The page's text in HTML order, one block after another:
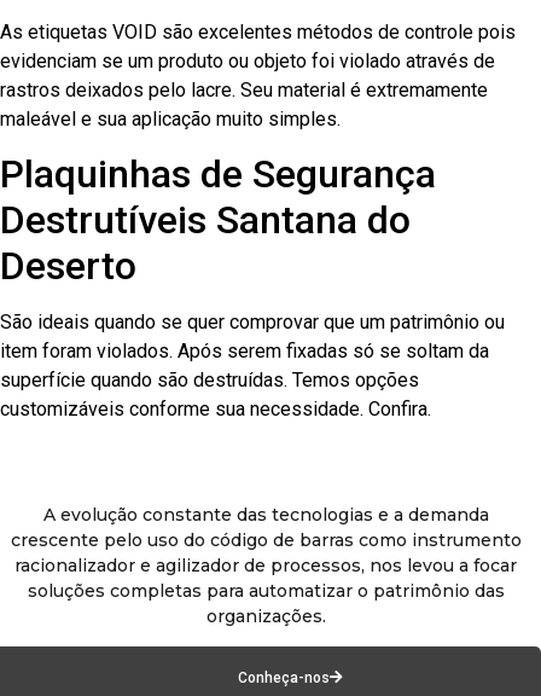
As etiquetas VOID são excelentes métodos de controle pois
evidenciam se um produto ou objeto foi violado através de
rastros deixados pelo lacre. Seu material é extremamente
maleável e sua aplicação muito simples.
Plaquinhas de Segurança
Destrutíveis Santana do
Deserto
São ideais quando se quer comprovar que um patrimônio ou
item foram violados. Após serem fixadas só se soltam da
superfície quando são destruídas. Temos opções
customizáveis conforme sua necessidade. Confira.
A evolução constante das tecnologias e a demanda
crescente pelo uso do código de barras como instrumento
racionalizador e agilizador de processos, nos levou a focar
soluções completas para automatizar o patrimônio das
organizações.
Conheça-nos